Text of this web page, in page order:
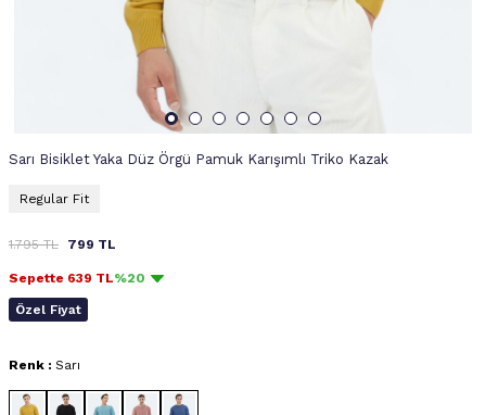
Sarı Bisiklet Yaka Düz Örgü Pamuk Karışımlı Triko Kazak
Regular Fit
1.795TL 799 TL
Sepette 639 TL%20
Özel Fiyat
Renk : Sarı